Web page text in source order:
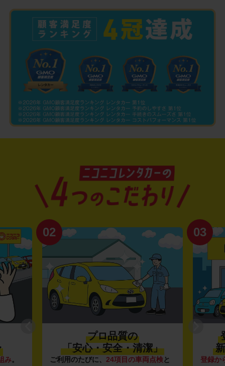
み。
02
プロ品質の
「安心・安全・清潔」
ご利用のたびに、 24項目の車両点検と
03
登録か